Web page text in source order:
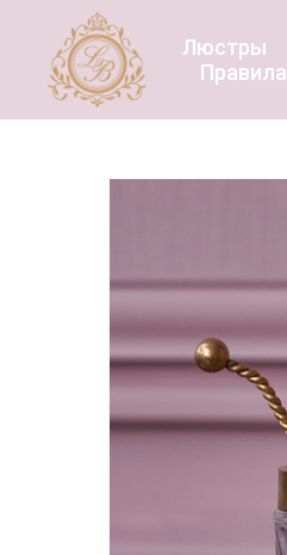
Люстры
Правила